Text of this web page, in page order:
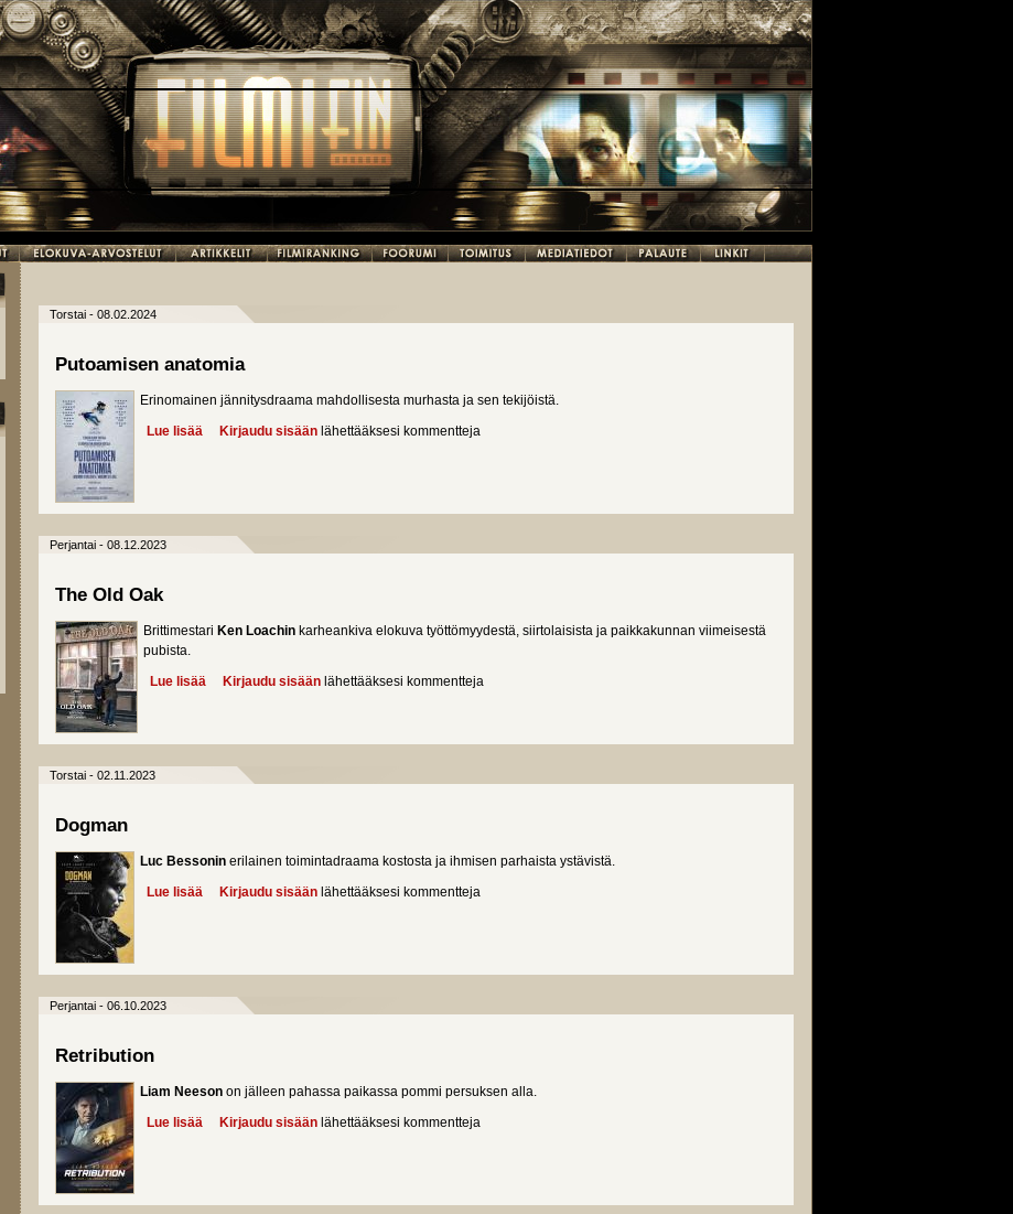
Torstai - 08.02.2024
Putoamisen anatomia
Erinomainen jännitysdraama mahdollisesta murhasta ja sen tekijöistä.
Lue lisää about Putoamisen anatomia
Kirjaudu sisään lähettääksesi kommentteja
Perjantai - 08.12.2023
The Old Oak
Brittimestari Ken Loachin karheankiva elokuva työttömyydestä, siirtolaisista ja paikkakunnan viimeisestä
pubista.
Lue lisää about The Old Oak
Kirjaudu sisään lähettääksesi kommentteja
Torstai - 02.11.2023
Dogman
Luc Bessonin erilainen toimintadraama kostosta ja ihmisen parhaista ystävistä.
Lue lisää about Dogman
Kirjaudu sisään lähettääksesi kommentteja
Perjantai - 06.10.2023
Retribution
Liam Neeson on jälleen pahassa paikassa pommi persuksen alla.
Lue lisää about Retribution
Kirjaudu sisään lähettääksesi kommentteja